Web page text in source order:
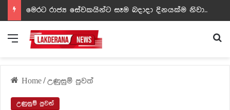
ඩඩ්ලිට දෙවෙනි නොවූ රත්න සහල් අධිපති..- PHOTOS
Menu
Home/උණුසුම් පුවත්
උණුසුම් පුවත්